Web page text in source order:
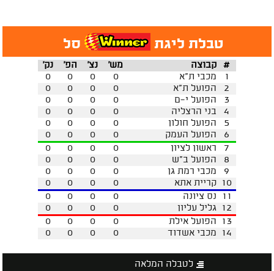
טבלת ליגת סל
נק' הפ' נצ' מש' קבוצה
#
0
0 0 0 מכבי ת"א
1
0
0 0 0 הפועל ת"א
2
0
0 0 0 הפועל י-ם
3
0
0 0 0 בני הרצליה
4
0
0 0 0 הפועל חולון
5
0
0 0 0 הפועל העמק
6
0
0 0 0 ראשון לציון
7
0
0 0 0 הפועל ב"ש
8
0
0 0 0 מכבי רמת גן
9
0
0 0 0 קריית אתא 10
0
0 0 0 נס ציונה
11
0
0 0 0 גליל עליון 12
0
0 0 0 הפועל אילת
13
0
0 0 0 מכבי אשדוד 14
לטבלה המלאה